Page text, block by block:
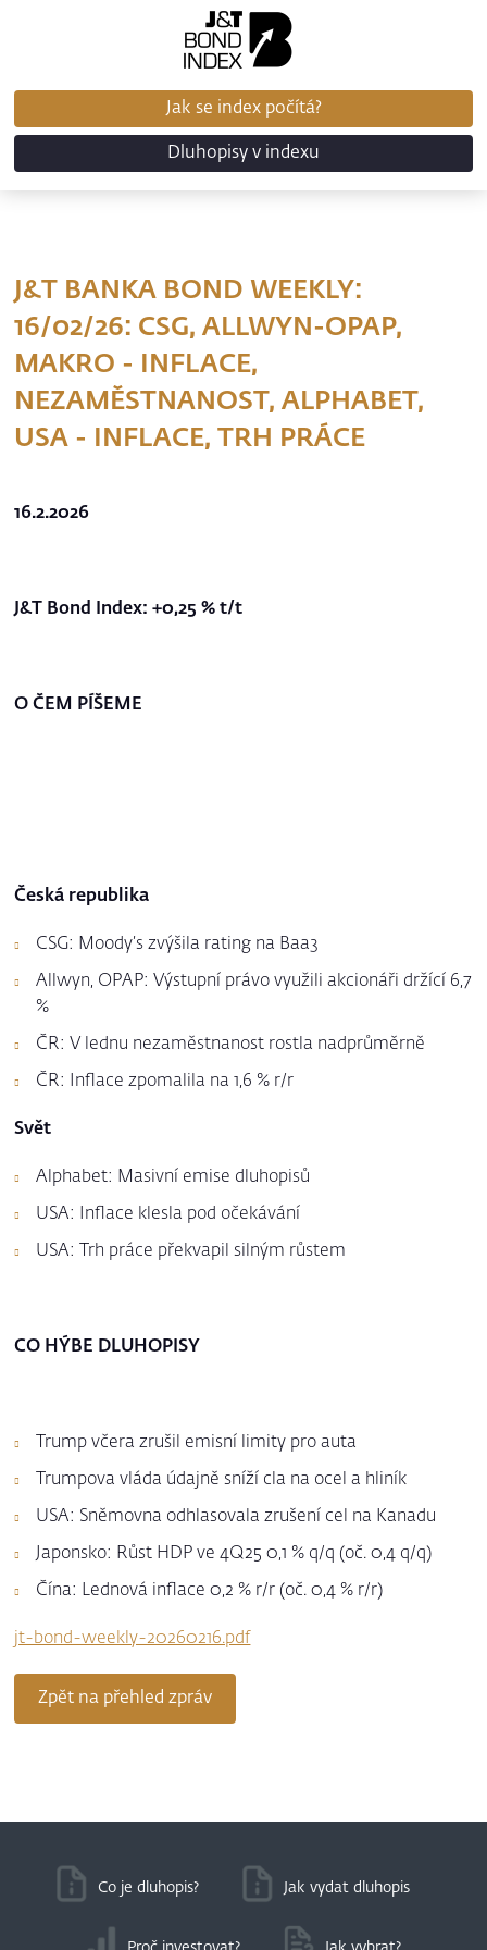
Jak se index počítá?
Dluhopisy v indexu
J&T BANKA BOND WEEKLY:
16/02/26: CSG, ALLWYN-OPAP,
MAKRO - INFLACE,
NEZAMĚSTNANOST, ALPHABET,
USA - INFLACE, TRH PRÁCE
16.2.2026
J&T Bond Index: +0,25 % t/t
O ČEM PÍŠEME
Česká republika
CSG: Moody’s zvýšila rating na Baa3
Allwyn, OPAP: Výstupní právo využili akcionáři držící 6,7
%
ČR: V lednu nezaměstnanost rostla nadprůměrně
ČR: Inflace zpomalila na 1,6 % r/r
Svět
Alphabet: Masivní emise dluhopisů
USA: Inflace klesla pod očekávání
USA: Trh práce překvapil silným růstem
CO HÝBE DLUHOPISY
Trump včera zrušil emisní limity pro auta
Trumpova vláda údajně sníží cla na ocel a hliník
USA: Sněmovna odhlasovala zrušení cel na Kanadu
Japonsko: Růst HDP ve 4Q25 0,1 % q/q (oč. 0,4 q/q)
Čína: Lednová inflace 0,2 % r/r (oč. 0,4 % r/r)
jt-bond-weekly-20260216.pdf
Zpět na přehled zpráv
Co je dluhopis? Jak vydat dluhopis